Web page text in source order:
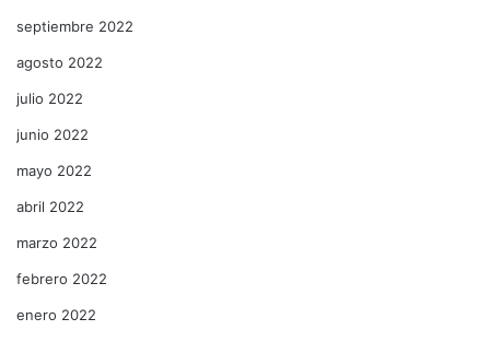
septiembre 2022
agosto 2022
julio 2022
junio 2022
mayo 2022
abril 2022
marzo 2022
febrero 2022
enero 2022